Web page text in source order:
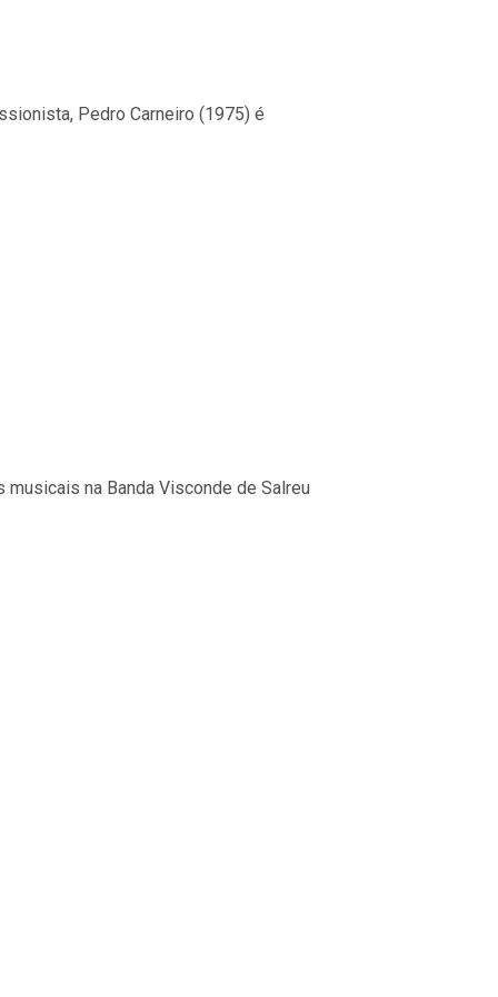
Pedro Carneiro (1975) é
na Banda Visconde de Salreu